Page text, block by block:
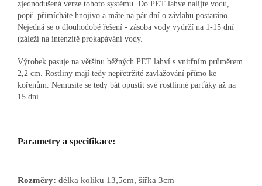
zjednodušená verze tohoto systému. Do PET lahve nalijte vodu,
popř. přimícháte hnojivo a máte na pár dní o závlahu postaráno.
Nejedná se o dlouhodobé řešení - zásoba vody vydrží na 1-15 dní
(záleží na intenzitě prokapávání vody.
Výrobek pasuje na většinu běžných PET lahví s vnitřním průměrem
2,2 cm. Rostliny mají tedy nepřetržité zavlažování přímo ke
kořenům. Nemusíte se tedy bát opustit své rostlinné parťáky až na
15 dní.
Parametry a specifikace:
Rozměry: délka kolíku 13,5cm, šířka 3cm